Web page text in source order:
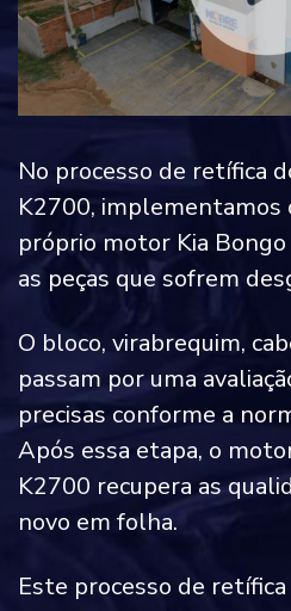
No processo de retífica
K2700, implementamos
próprio motor Kia
as peças que sofrem
O bloco, virabrequim,
passam por uma
precisas conforme a
Após essa etapa, o
K2700 recupera as
novo em folha.
Este processo de